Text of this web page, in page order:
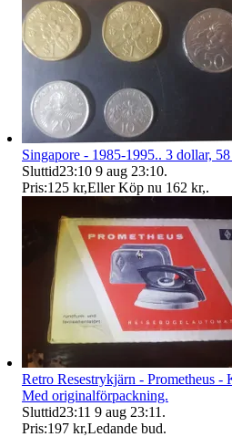
Singapore - 1985-1995.. 3 dollar,
Sluttid23:10 9 aug 23:10.
Pris:125 kr,Eller Köp nu 162 kr,.
Retro Resestrykjärn - Prometheus -
Med originalförpackning.
Sluttid23:11 9 aug 23:11 .
Pris:197 kr,Ledande bud.